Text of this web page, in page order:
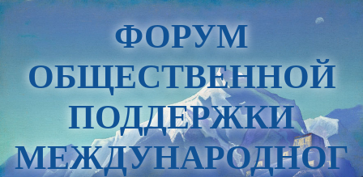
ФОРУМ
ОБЩЕСТВЕННОЙ
ПОДДЕРЖКИ
МЕЖДУНАРОДНОГ